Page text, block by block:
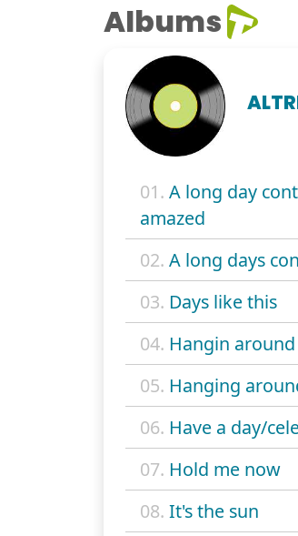
Albums
01. A long day
amazed
02. A long days
03. Days like this
04. Hangin around
05. Hanging
06. Have a day/
07. Hold me now
08. It's the sun